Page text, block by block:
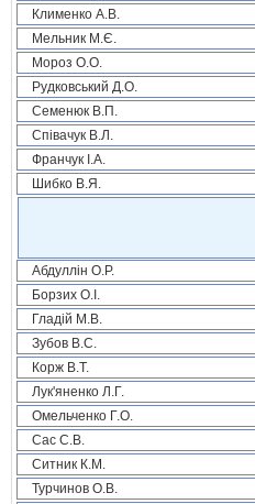
Клименко А.В.
Мельник М.Є.
Мороз О.О.
Рудковський Д.О.
Семенюк В.П.
Співачук В.Л.
Франчук І.А.
Шибко В.Я.
Абдуллін О.Р.
Борзих О.І.
Гладій М.В.
Зубов В.С.
Корж В.Т.
Лук'яненко Л.Г.
Омельченко Г.О.
Сас С.В.
Ситник К.М.
Турчинов О.В.